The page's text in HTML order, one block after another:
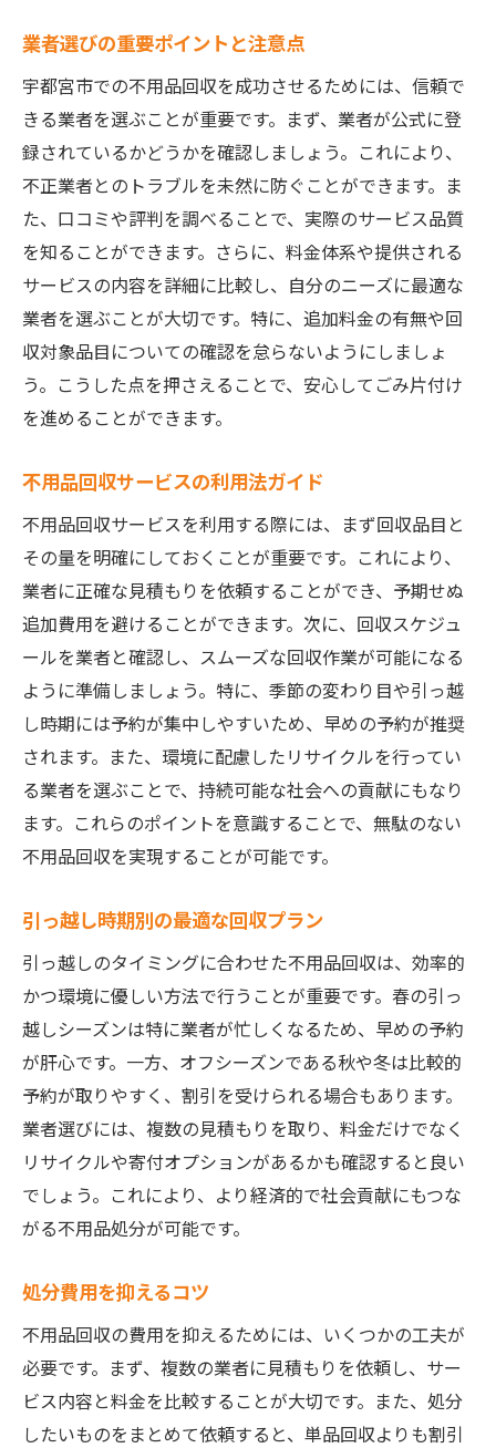
業者選びの重要ポイントと注意点
宇都宮市での不用品回収を成功させるためには、信頼で
きる業者を選ぶことが重要です。まず、業者が公式に登
録されているかどうかを確認しましょう。これにより、
不正業者とのトラブルを未然に防ぐことができます。ま
た、口コミや評判を調べることで、実際のサービス品質
を知ることができます。さらに、料金体系や提供される
サービスの内容を詳細に比較し、自分のニーズに最適な
業者を選ぶことが大切です。特に、追加料金の有無や回
収対象品目についての確認を怠らないようにしましょ
う。こうした点を押さえることで、安心してごみ片付け
を進めることができます。
不用品回収サービスの利用法ガイド
不用品回収サービスを利用する際には、まず回収品目と
その量を明確にしておくことが重要です。これにより、
業者に正確な見積もりを依頼することができ、予期せぬ
追加費用を避けることができます。次に、回収スケジュ
ールを業者と確認し、スムーズな回収作業が可能になる
ように準備しましょう。特に、季節の変わり目や引っ越
し時期には予約が集中しやすいため、早めの予約が推奨
されます。また、環境に配慮したリサイクルを行ってい
る業者を選ぶことで、持続可能な社会への貢献にもなり
ます。これらのポイントを意識することで、無駄のない
不用品回収を実現することが可能です。
引っ越し時期別の最適な回収プラン
引っ越しのタイミングに合わせた不用品回収は、効率的
かつ環境に優しい方法で行うことが重要です。春の引っ
越しシーズンは特に業者が忙しくなるため、早めの予約
が肝心です。一方、オフシーズンである秋や冬は比較的
予約が取りやすく、割引を受けられる場合もあります。
業者選びには、複数の見積もりを取り、料金だけでなく
リサイクルや寄付オプションがあるかも確認すると良い
でしょう。これにより、より経済的で社会貢献にもつな
がる不用品処分が可能です。
処分費用を抑えるコツ
不用品回収の費用を抑えるためには、いくつかの工夫が
必要です。まず、複数の業者に見積もりを依頼し、サー
ビス内容と料金を比較することが大切です。また、処分
したいものをまとめて依頼すると、単品回収よりも割引